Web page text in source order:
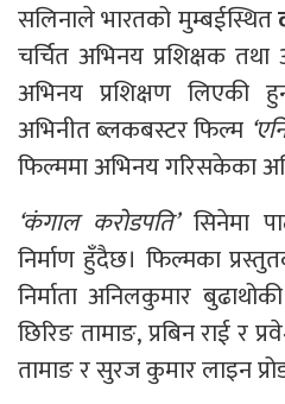
सलिनाले भारतको मुम्बईस्थित
चर्चित अभिनय प्रशिक्षक
अभिनय प्रशिक्षण
अभिनीत ब्लकबस्टर फिल्म ‘
फिल्ममा अभिनय गरिसकेका
‘कंगाल करोडपति’सिनेमा
निर्माण हुँदैछ। फिल्मका
निर्माता अनिलकुमार
छिरिङ तामाङ, प्रबिन राई र
तामाङ र सुरज कुमार लाइन